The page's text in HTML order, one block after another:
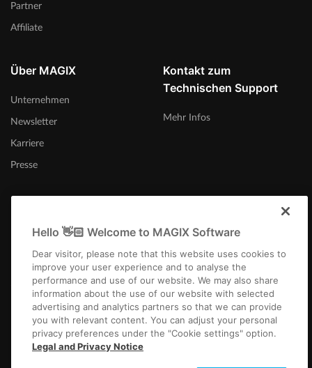
Partner
Affiliate
Über MAGIX
Unternehmen
Newsletter
Karriere
Presse
Kontakt zum
Technischen Support
Mehr Infos
Österreich
ImpressumAGBGewinnspiel AGBDatenschutzCookie-Einstellungen
EULA Zahlung / Versand
Hello 👋🏻 Welcome to MAGIX Software
Dear visitor, please note that this website uses cookies to
improve your user experience and to analyse the
performance and use of our website. We may also share
information about the use of our website with selected
advertising and analytics partners so that we can provide
you with relevant content. You can adjust your personal
privacy preferences under the "Cookie settings" option.
Legal and Privacy Notice